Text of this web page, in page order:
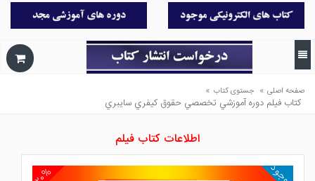
صفحه اصلی » جستوی کتاب »
كتاب فيلم دوره آموزشي تخصصي حقوق كيفري سايبري
اطلاعات کتاب فیلم